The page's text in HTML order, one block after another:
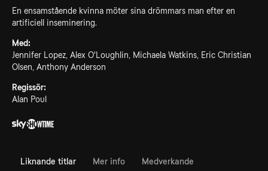
En ensamstående kvinna möter sina drömmars man efter en
artificiell inseminering.
Med:
Jennifer Lopez, Alex O'Loughlin, Michaela Watkins, Eric Christian
Olsen, Anthony Anderson
Regissör:
Alan Poul
Liknande titlar Mer info Medverkande